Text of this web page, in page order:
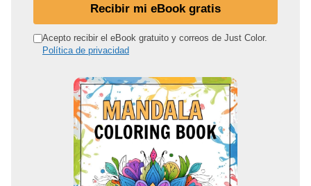
r
Recibir mi eBook gratis
Acepto recibir el eBook gratuito y correos de Just Color.
Política de privacidad